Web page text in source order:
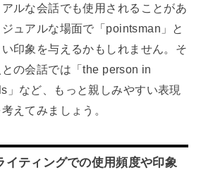
ルな会話でも使用されることがあ
ュアルな場面で「pointsman」と
印象を与えるかもしれません。そ
の会話では「the person in
」など、もっと親しみやすい表現
えてみましょう。
イティングでの使用頻度や印象